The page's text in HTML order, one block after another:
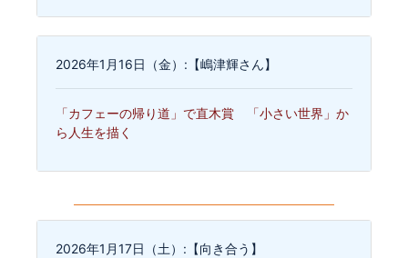
2026年1月16日（金）:【嶋津輝さん】
「カフェーの帰り道」で直木賞 「小さい世界」か
ら人生を描く
2026年1月17日（土）:【向き合う】